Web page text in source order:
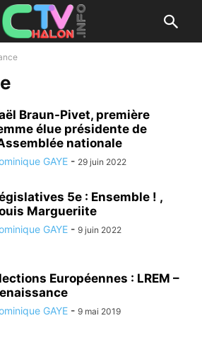
Braun-Pivet, première
élue présidente de
nationale
GAYE - 29 juin 2022
5e : Ensemble ! ,
Margueriite
GAYE - 9 juin 2022
Européennes : LREM –
GAYE - 9 mai 2019